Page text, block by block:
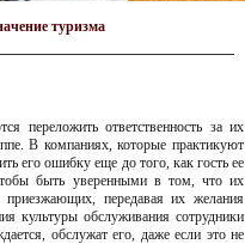
туризма
переложить ответственность за их
В компаниях, которые практикуют
его ошибку еще до того, как гость ее
быть уверенными в том, что их
приезжающих, передавая их желания
культуры обслуживания сотрудники
обслужат его, даже если это не